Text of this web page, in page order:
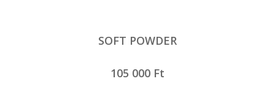
SOFT POWDER
105 000 Ft